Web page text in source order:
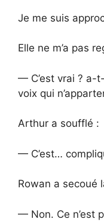
Je me suis
Elle ne m’a pas
— C’est vrai ? a-
voix qui
Arthur a soufflé :
— C’est…
Rowan a secoué
— Non. Ce n’est